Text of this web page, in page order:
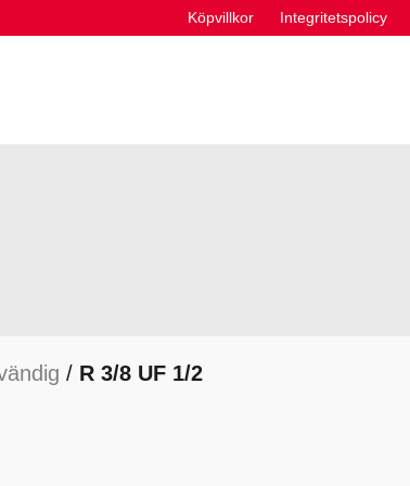
Köpvillkor Integritetspolicy
VÄTSKOR
/ R 3/8 UF 1/2